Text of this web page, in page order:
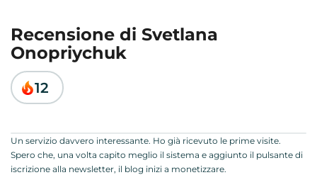
Recensione di Svetlana
Onopriychuk
12
Un servizio davvero interessante. Ho già ricevuto le prime visite.
Spero che, una volta capito meglio il sistema e aggiunto il pulsante di
iscrizione alla newsletter, il blog inizi a monetizzare.